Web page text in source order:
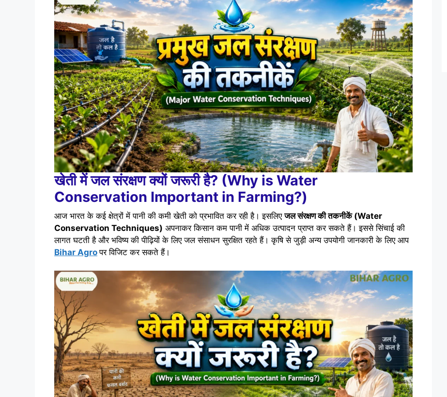
खेती में जल संरक्षण क्यों जरूरी है? (Why is Water
Conservation Important in Farming?)
आज भारत के कई क्षेत्रों में पानी की कमी खेती को प्रभावित कर रही है। इसलिएजल संरक्षण की तकनीकें (Water
Conservation Techniques) अपनाकर किसान कम पानी में अधिक उत्पादन प्राप्त कर सकते हैं। इससे सिंचाई की
लागत घटती है और भविष्य की पीढ़ियों के लिए जल संसाधन सुरक्षित रहते हैं। कृषि से जुड़ी अन्य उपयोगी जानकारी के लिए आप
Bihar Agro पर विजिट कर सकते हैं।